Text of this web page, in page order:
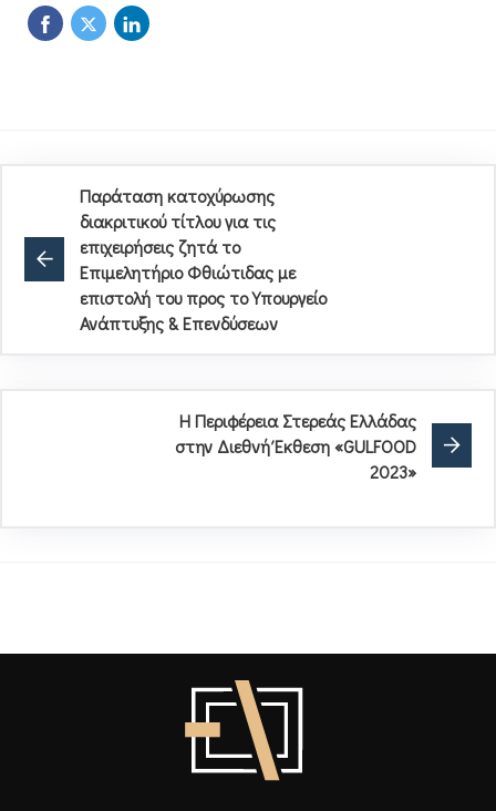
Παράταση κατοχύρωσης
διακριτικού τίτλου για τις
επιχειρήσεις ζητά το
Επιμελητήριο Φθιώτιδας με
επιστολή του προς το Υπουργείο
Ανάπτυξης & Επενδύσεων
Η Περιφέρεια Στερεάς Ελλάδας
στην Διεθνή Έκθεση «GULFOOD
2023»